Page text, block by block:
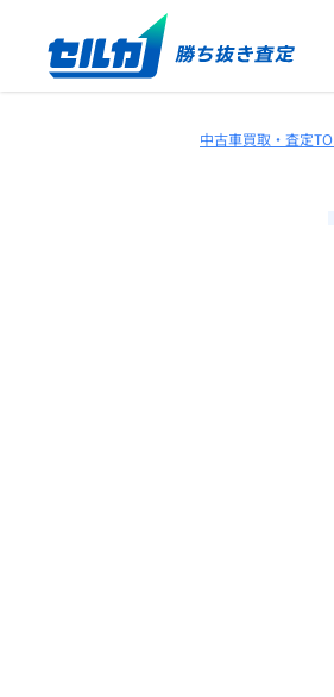
中古車買取・査定